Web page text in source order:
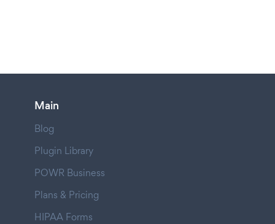
Main
Blog
Plugin Library
POWR Business
Plans & Pricing
HIPAA Forms